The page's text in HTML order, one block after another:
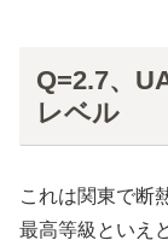
Q=2.7、
レベル
これは関東で断
最高等級といえ